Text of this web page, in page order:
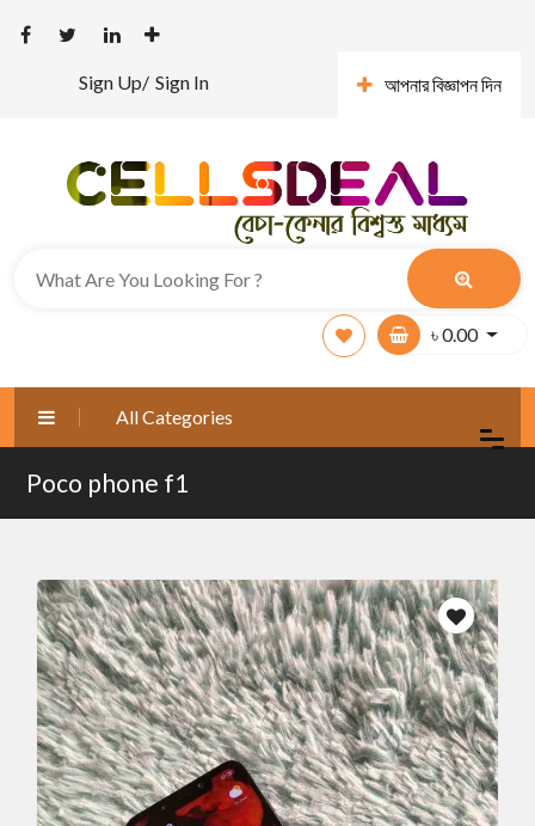
Sign Up/ Sign In আপনার বিজ্ঞাপন দিন
৳0.00
All Categories
Poco phone f1